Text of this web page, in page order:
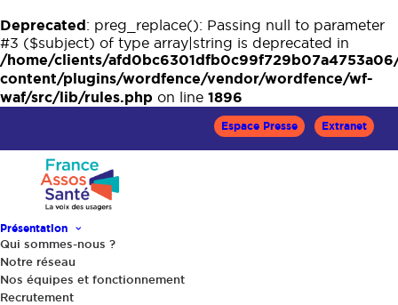
Deprecated: preg_replace(): Passing null to parameter
#3 ($subject) of type array|string is deprecated in
/home/clients/
content/plugins/wordfence/vendor/wordfence/wf-
waf/src/lib/rules.php on line 1896
Espace Presse Extranet
Présentation
Qui sommes-nous ?
Notre réseau
Nos équipes et fonctionnement
Recrutement